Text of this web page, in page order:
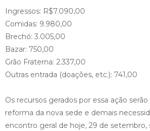
Ingressos: R$7.090,00
Comidas: 9.980,00
Brechó: 3.005,00
Bazar: 750,00
Grão Fraterna: 2.337,00
Outras entrada (doações, etc.): 741,00
Os recursos gerados por essa ação serão
reforma da nova sede e demais
encontro geral de hoje, 29 de setembro,